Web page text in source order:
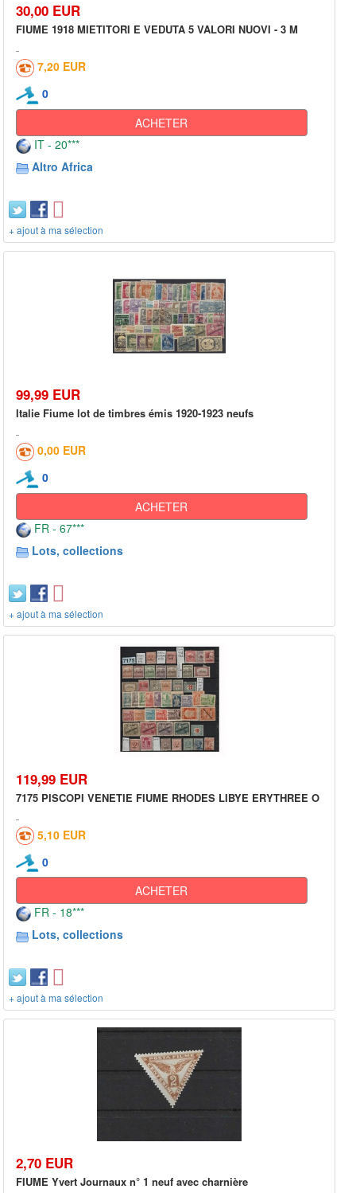
30,00 EUR
FIUME 1918 MIETITORI E VEDUTA 5 VALORI NUOVI - 3 M
7,20 EUR
0
ACHETER
IT - 20***
Altro Africa
+ ajout à ma sélection
99,99 EUR
Italie Fiume lot de timbres émis 1920-1923 neufs
0,00 EUR
0
ACHETER
FR - 67***
Lots, collections
+ ajout à ma sélection
119,99 EUR
7175 PISCOPI VENETIE FIUME RHODES LIBYE ERYTHREE O
5,10 EUR
0
ACHETER
FR - 18***
Lots, collections
+ ajout à ma sélection
2,70 EUR
FIUME Yvert Journaux n° 1 neuf avec charnière